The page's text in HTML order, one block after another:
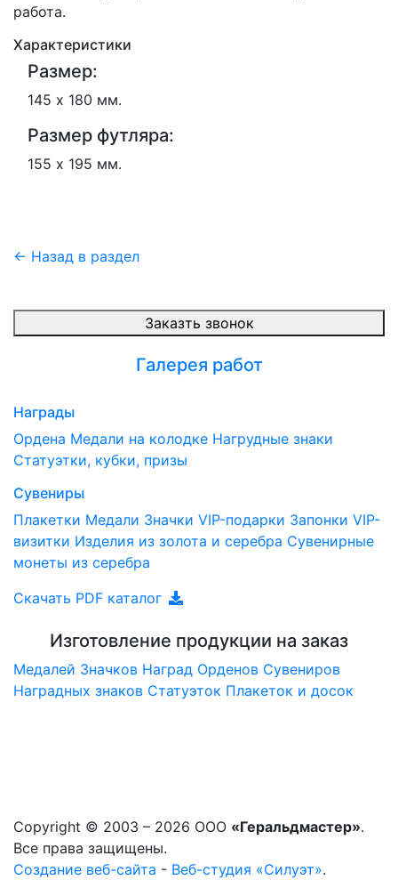
работа.
Характеристики
Размер:
145 х 180 мм.
Размер футляра:
155 х 195 мм.
← Назад в раздел
Заказть звонок
Галерея работ
Награды
Ордена Медали на колодке Нагрудные знаки
Статуэтки, кубки, призы
Сувениры
Плакетки Медали Значки VIP-подарки Запонки VIP-
визитки Изделия из золота и серебра Сувенирные
монеты из серебра
Скачать PDF каталог
Изготовление продукции на заказ
Медалей Значков Наград Орденов Сувениров
Наградныx знаков Статуэток Плакеток и досок
Copyright © 2003 – 2026 ООО «Геральдмастер».
Все права защищены.
Создание веб-сайта - Веб-студия «Силуэт».